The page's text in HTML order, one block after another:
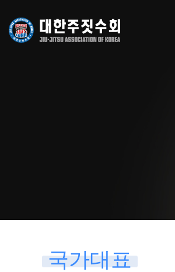
국가대표